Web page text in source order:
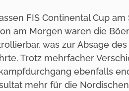
FIS Continental Cup am
am Morgen waren die
was zur Absage
Trotz mehrfacher
ebenfalls
mehr für die